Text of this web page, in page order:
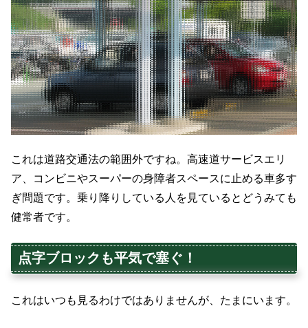
これは道路交通法の範囲外ですね。高速道サービスエリ
ア、コンビニやスーパーの身障者スペースに止める車多す
ぎ問題です。乗り降りしている人を見ているとどうみても
健常者です。
点字ブロックも平気で塞ぐ！
これはいつも見るわけではありませんが、たまにいます。